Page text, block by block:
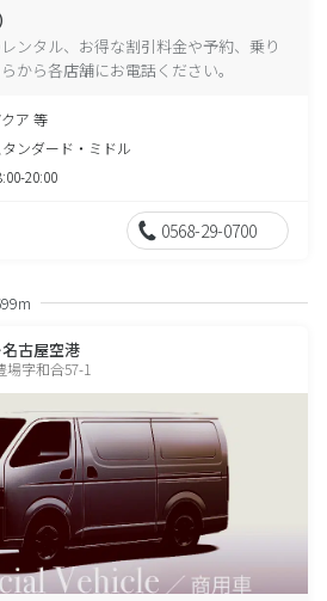
ンタル、お得な割引料金や予約、乗り
から各店舗にお電話ください。
ア 等
タンダード・ミドル
20:00
0568-29-0700
古屋空港
字和合57-1